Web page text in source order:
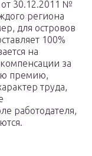
30.12.2011 №
региона
для островов
100%
на
за
премию,
труда,
работодателя,